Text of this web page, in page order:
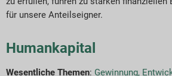
für unsere Anteilseigner.
Humankapital
Wesentliche Themen: Gewinnung,